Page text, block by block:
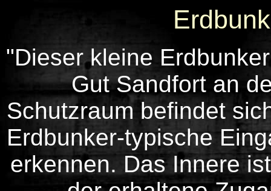
"Dieser kleine
Gut Sandfort an
Schutzraum befindet
Erdbunker-typische
erkennen. Das Innere